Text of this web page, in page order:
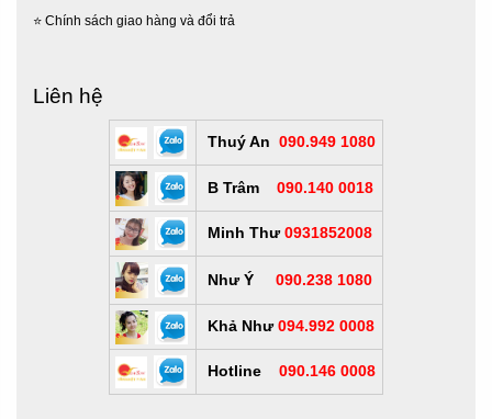
⭐ Chính sách giao hàng và đổi trả
Liên hệ
Thuý An 090.949 1080
B Trâm 090.140 0018
Minh Thư 0931852008
Như Ý 090.238 1080
Khả Như 094.992 0008
Hotline 090.146 0008